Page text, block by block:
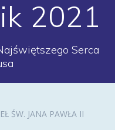
2021
Serca
ŚW. JANA PAWŁA II